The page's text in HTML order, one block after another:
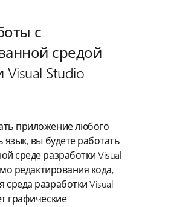
с
средой
Studio
приложение любого
язык, вы будете работать
среде разработки Visual
редактирования кода,
среда разработки Visual
графические